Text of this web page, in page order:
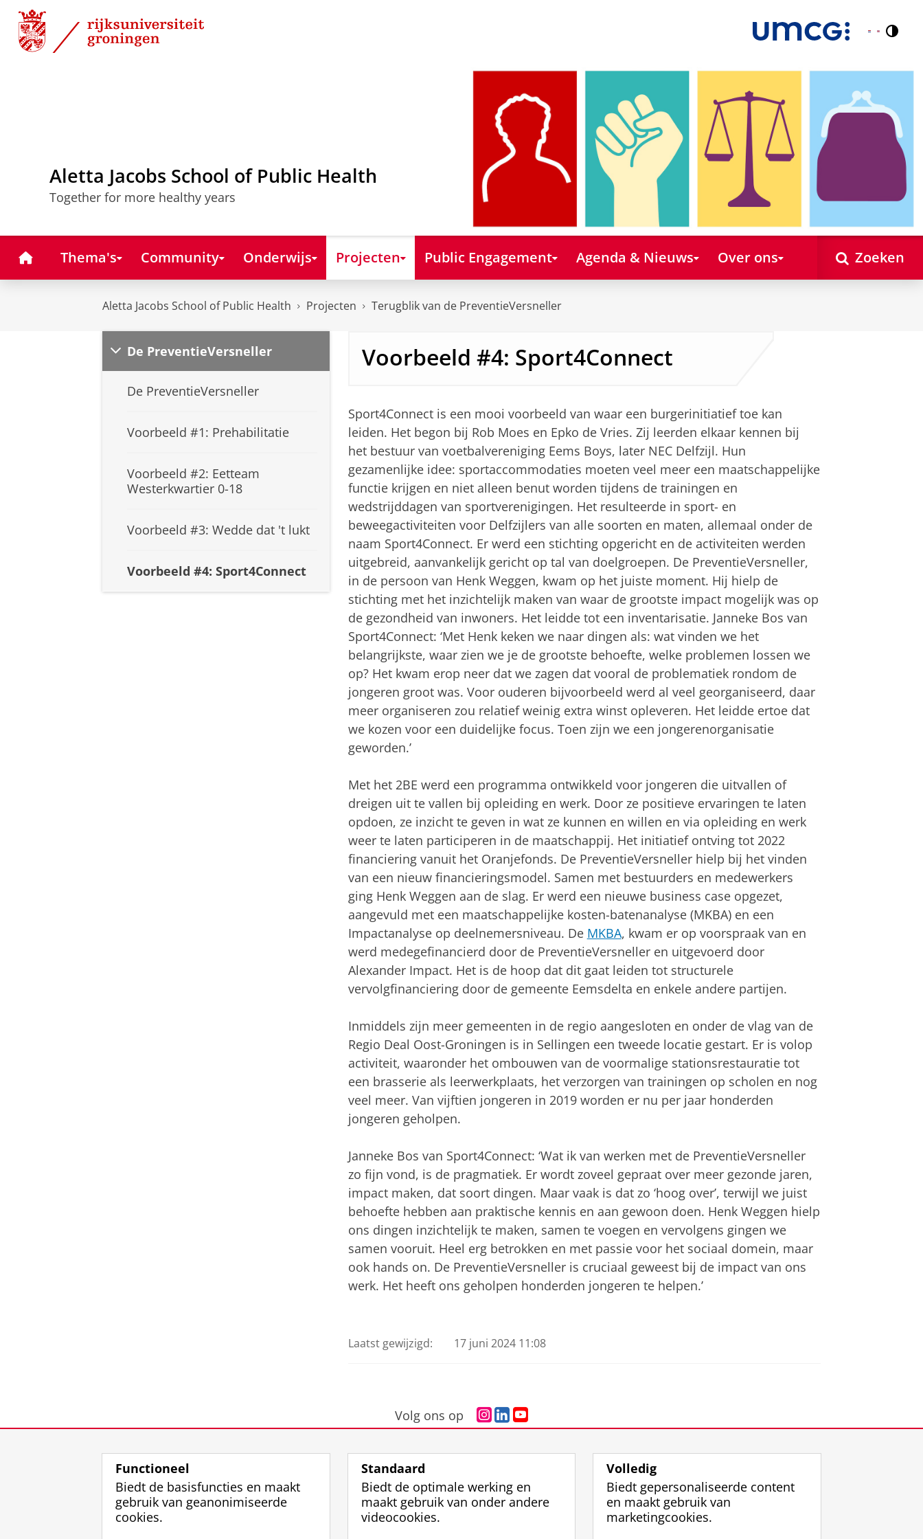
Skip
Content
Skip
Navigation
Nederlands
English
Aletta Jacobs School of Public Health
Together for more healthy years
HomeThema's Community Onderwijs Projecten Public Engagement Agenda & Nieuws Over ons Zoeken
Aletta Jacobs School of Public Health Projecten Terugblik van de PreventieVersneller
De PreventieVersneller
De PreventieVersneller
Voorbeeld #1: Prehabilitatie
Voorbeeld #2: Eetteam
Westerkwartier 0-18
Voorbeeld #3: Wedde dat 't lukt
Voorbeeld #4: Sport4Connect
Voorbeeld #4: Sport4Connect
Sport4Connect is een mooi voorbeeld van waar een burgerinitiatief toe kan
leiden. Het begon bij Rob Moes en Epko de Vries. Zij leerden elkaar kennen bij
het bestuur van voetbalvereniging Eems Boys, later NEC Delfzijl. Hun
gezamenlijke idee: sportaccommodaties moeten veel meer een maatschappelijke
functie krijgen en niet alleen benut worden tijdens de trainingen en
wedstrijddagen van sportverenigingen. Het resulteerde in sport- en
beweegactiviteiten voor Delfzijlers van alle soorten en maten, allemaal onder de
naam Sport4Connect. Er werd een stichting opgericht en de activiteiten werden
uitgebreid, aanvankelijk gericht op tal van doelgroepen. De PreventieVersneller,
in de persoon van Henk Weggen, kwam op het juiste moment. Hij hielp de
stichting met het inzichtelijk maken van waar de grootste impact mogelijk was op
de gezondheid van inwoners. Het leidde tot een inventarisatie. Janneke Bos van
Sport4Connect: ‘Met Henk keken we naar dingen als: wat vinden we het
belangrijkste, waar zien we je de grootste behoefte, welke problemen lossen we
op? Het kwam erop neer dat we zagen dat vooral de problematiek rondom de
jongeren groot was. Voor ouderen bijvoorbeeld werd al veel georganiseerd, daar
meer organiseren zou relatief weinig extra winst opleveren. Het leidde ertoe dat
we kozen voor een duidelijke focus. Toen zijn we een jongerenorganisatie
geworden.’
Met het 2BE werd een programma ontwikkeld voor jongeren die uitvallen of
dreigen uit te vallen bij opleiding en werk. Door ze positieve ervaringen te laten
opdoen, ze inzicht te geven in wat ze kunnen en willen en via opleiding en werk
weer te laten participeren in de maatschappij. Het initiatief ontving tot 2022
financiering vanuit het Oranjefonds. De PreventieVersneller hielp bij het vinden
van een nieuw financieringsmodel. Samen met bestuurders en medewerkers
ging Henk Weggen aan de slag. Er werd een nieuwe business case opgezet,
aangevuld met een maatschappelijke kosten-batenanalyse (MKBA) en een
Impactanalyse op deelnemersniveau. De MKBA, kwam er op voorspraak van en
werd medegefinancierd door de PreventieVersneller en uitgevoerd door
Alexander Impact. Het is de hoop dat dit gaat leiden tot structurele
vervolgfinanciering door de gemeente Eemsdelta en enkele andere partijen.
Inmiddels zijn meer gemeenten in de regio aangesloten en onder de vlag van de
Regio Deal Oost-Groningen is in Sellingen een tweede locatie gestart. Er is volop
activiteit, waaronder het ombouwen van de voormalige stationsrestauratie tot
een brasserie als leerwerkplaats, het verzorgen van trainingen op scholen en nog
veel meer. Van vijftien jongeren in 2019 worden er nu per jaar honderden
jongeren geholpen.
Janneke Bos van Sport4Connect: ‘Wat ik van werken met de PreventieVersneller
zo fijn vond, is de pragmatiek. Er wordt zoveel gepraat over meer gezonde jaren,
impact maken, dat soort dingen. Maar vaak is dat zo ‘hoog over’, terwijl we juist
behoefte hebben aan praktische kennis en aan gewoon doen. Henk Weggen hielp
ons dingen inzichtelijk te maken, samen te voegen en vervolgens gingen we
samen vooruit. Heel erg betrokken en met passie voor het sociaal domein, maar
ook hands on. De PreventieVersneller is cruciaal geweest bij de impact van ons
werk. Het heeft ons geholpen honderden jongeren te helpen.’
Laatst gewijzigd: 17 juni 2024 11:08
Volg ons op
I
n
g
r
L
i
d
I
Y
o
b
e
Functioneel
Biedt de basisfuncties en maakt
gebruik van geanonimiseerde
cookies.
Standaard
Biedt de optimale werking en
maakt gebruik van onder andere
videocookies.
Volledig
Biedt gepersonaliseerde content
en maakt gebruik van
marketingcookies.